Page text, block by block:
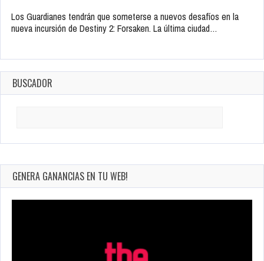
Los Guardianes tendrán que someterse a nuevos desafíos en la
nueva incursión de Destiny 2: Forsaken. La última ciudad…
BUSCADOR
GENERA GANANCIAS EN TU WEB!